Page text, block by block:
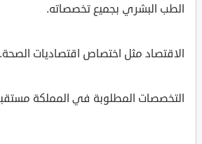
الطب البشري بجميع تخصصاته.
الاقتصاد مثل اختصاص اقتصاديات الصحة.
التخصصات المطلوبة في المملكة